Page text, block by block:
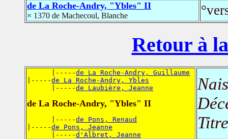
de La Roche-Andry, "Ybles" II
× 1370 de Machecoul, Blanche
Retour à
      |-----
de La Roche-Andry, Guillaume
|-----de La Roche-Andry, Ybles
      |-----
de Laubière, Jeanne
de La Roche-Andry, "Ybles" II
      |-----
de Pons, Renaud
|-----de Pons, Jeanne
      |-----
d'Albret, Jeanne